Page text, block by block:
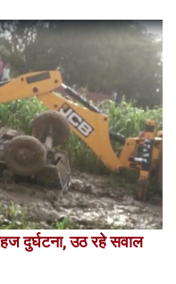
दुर्घटना, उठ रहे सवाल